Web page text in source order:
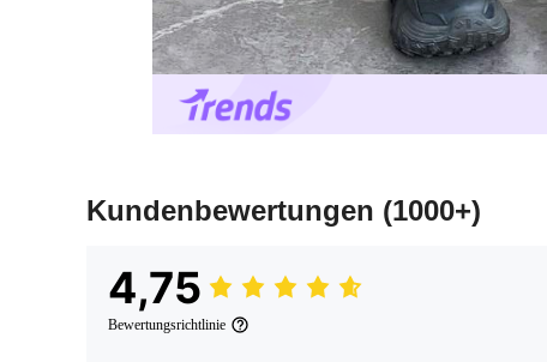
Kundenbewertungen (1000+)
4,75
Bewertungsrichtlinie